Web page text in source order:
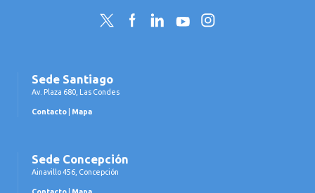
Twitter FacebookLinkedInYouTubeInstagram
Sede Santiago
Av. Plaza 680, Las Condes
Contacto Mapa
Sede Concepción
Ainavillo 456, Concepción